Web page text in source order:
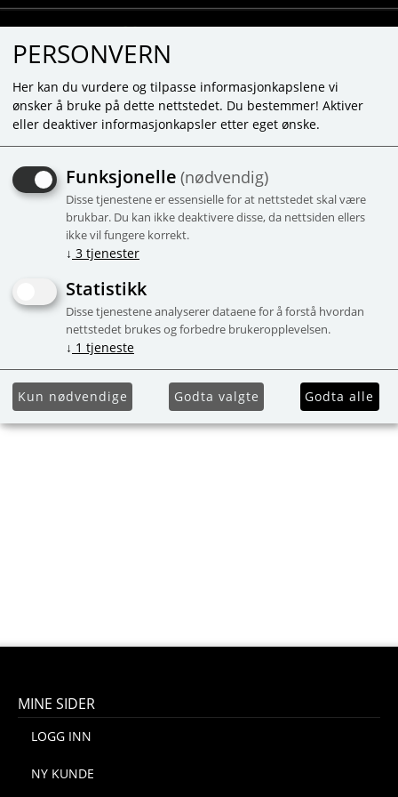
KUNNE IKKE FINNE PRODUKTET
Forside
MINE SIDER
LOGG INN
NY KUNDE
PERSONVERN
Her kan du vurdere og tilpasse informasjonkapslene vi
ønsker å bruke på dette nettstedet. Du bestemmer! Aktiver
eller deaktiver informasjonkapsler etter eget ønske.
Funksjonelle (nødvendig)
Disse tjenestene er essensielle for at nettstedet skal være
brukbar. Du kan ikke deaktivere disse, da nettsiden ellers
ikke vil fungere korrekt.
↓ 3 tjenester
Statistikk
Disse tjenestene analyserer dataene for å forstå hvordan
nettstedet brukes og forbedre brukeropplevelsen.
↓ 1 tjeneste
Kun nødvendige Godta valgte Godta alle